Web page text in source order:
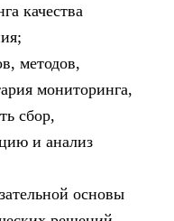
качества
методов,
мониторинга,
сбор,
и анализ
основы